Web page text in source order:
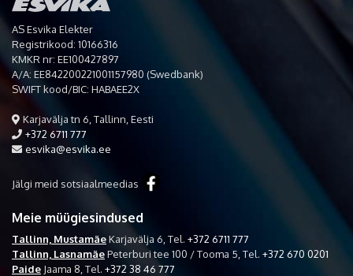
AS Esvika Elekter
Registrikood: 10166316
KMKR nr: EE100427897
A/A: EE842200221001157980 (Swedbank)
SWIFT kood/BIC: HABAEE2X
Karjavälja tn 6, Tallinn, Eesti
+372 6711 777
esvika@esvika.ee
Jälgi meid sotsiaalmeedias
Meie müügiesindused
Tallinn, MustamäeKarjavälja 6, Tel. +372 6711 777
Tallinn, LasnamäePeterburi tee 100 / Tooma 5, Tel. +372 670 0201
Paide Jaama 8, Tel. +372 38 46 777